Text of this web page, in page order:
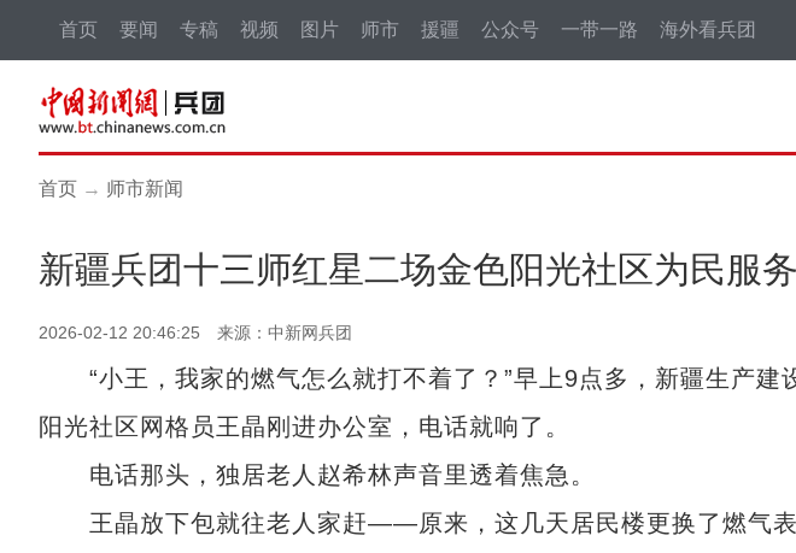
首页 要闻 专稿 视频 图片 师市 援疆 公众号 一带一路 海外看兵团
首页 → 师市新闻
新疆兵团十三师红星二场金色阳光社区为民服
2026-02-12 20:46:25 来源：中新网兵团
“小王，我家的燃气怎么就打不着了？”早上9点多，新疆生产建
阳光社区网格员王晶刚进办公室，电话就响了。
电话那头，独居老人赵希林声音里透着焦急。
王晶放下包就往老人家赶——原来，这几天居民楼更换了燃气表